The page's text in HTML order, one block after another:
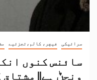
سرائیکی فیچر، کالم،تجزئیے
سائنس کنوں
ونڄݨ ہے|| مشتاق